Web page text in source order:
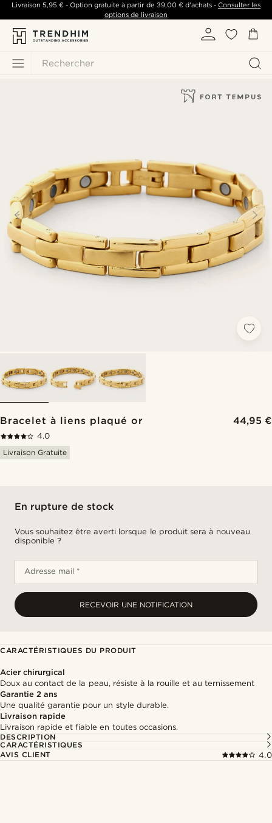
Rechercher
Livraison 5,95 €- Option gratuite à partir de 39,00 €d'achats -Consulter les
options de livraison
Bracelet à liens plaqué or 44,95 €
4.0
Livraison Gratuite
En rupture de stock
Vous souhaitez être averti lorsque le produit sera à nouveau
disponible ?
Adresse mail *
RECEVOIR UNE NOTIFICATION
CARACTÉRISTIQUES DU PRODUIT
Acier chirurgical
Doux au contact de la peau, résiste à la rouille et au ternissement
Garantie 2 ans
Une qualité garantie pour un style durable.
Livraison rapide
Livraison rapide et fiable en toutes occasions.
DESCRIPTION
CARACTÉRISTIQUES
AVIS CLIENT
4.0